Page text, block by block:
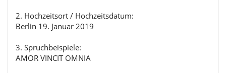
2. Hochzeitsort / Hochzeitsdatum:
Berlin 19. Januar 2019
3. Spruchbeispiele:
AMOR VINCIT OMNIA